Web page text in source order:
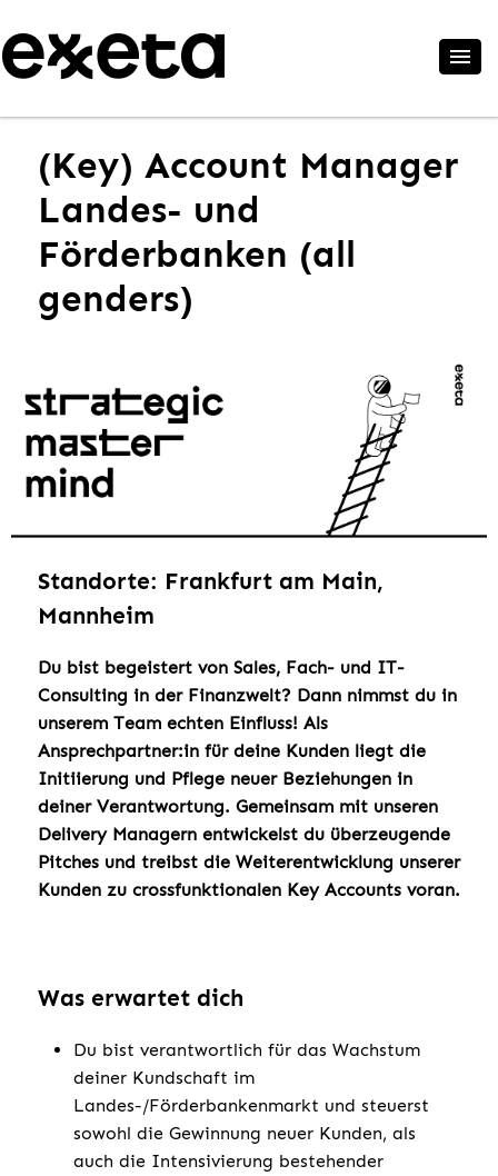
(Key) Account Manager
Landes- und
Förderbanken (all
genders)
Standorte: Frankfurt am Main,
Mannheim
Du bist begeistert von Sales, Fach- und IT-
Consulting in der Finanzwelt? Dann nimmst du in
unserem Team echten Einfluss! Als
Ansprechpartner:in für deine Kunden liegt die
Initiierung und Pflege neuer Beziehungen in
deiner Verantwortung. Gemeinsam mit unseren
Delivery Managern entwickelst du überzeugende
Pitches und treibst die Weiterentwicklung unserer
Kunden zu crossfunktionalen Key Accounts voran.
Was erwartet dich
Du bist verantwortlich für das Wachstum
deiner Kundschaft im
Landes-/Förderbankenmarkt und steuerst
sowohl die Gewinnung neuer Kunden, als
auch die Intensivierung bestehender